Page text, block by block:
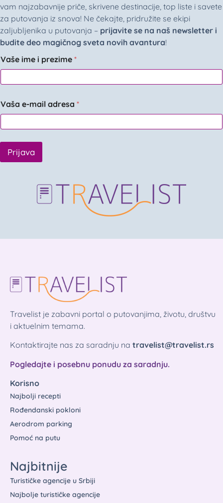
vam najzabavnije priče, skrivene destinacije, top liste i savete
za putovanja iz snova! Ne čekajte, pridružite se ekipi
zaljubljenika u putovanja – prijavite se na naš newsletter i
budite deo magičnog sveta novih avantura!
Vaše ime i prezime *
Vaša e-mail adresa *
Prijava
Travelist je zabavni portal o putovanjima, životu, društvu
i aktuelnim temama.
Kontaktirajte nas za saradnju na travelist@travelist.rs
Pogledajte i posebnu ponudu za saradnju.
Korisno
Najbolji recepti
Rođendanski pokloni
Aerodrom parking
Pomoć na putu
Najbitnije
Turističke agencije u Srbiji
Najbolje turističke agencije